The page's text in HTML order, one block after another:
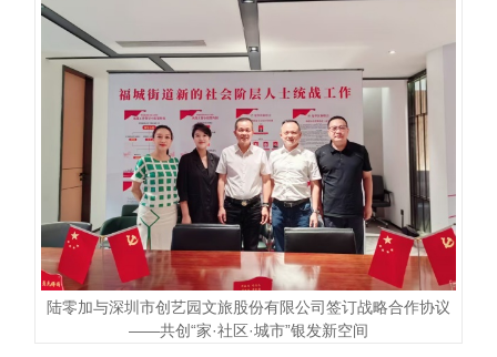
陆零加与深圳市创艺园文旅股份有限公司签订战略合作协议
——共创“家·社区·城市”银发新空间